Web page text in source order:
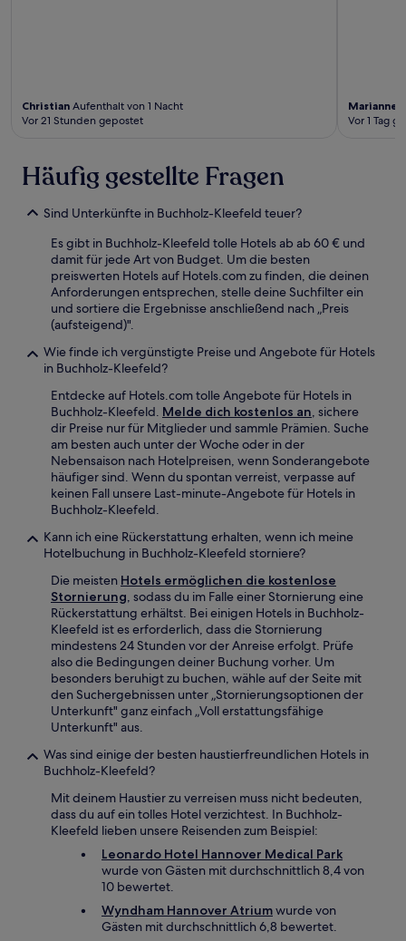
Christian Aufenthalt von 1 Nacht
Vor 21 Stunden gepostet
Marianne
Vor 1 Tag
Häufig gestellte Fragen
Sind Unterkünfte in Buchholz-Kleefeld teuer?
Es gibt in Buchholz-Kleefeld tolle Hotels ab ab 60 € und
damit für jede Art von Budget. Um die besten
preiswerten Hotels auf Hotels.com zu finden, die deinen
Anforderungen entsprechen, stelle deine Suchfilter ein
und sortiere die Ergebnisse anschließend nach „Preis
(aufsteigend)".
Wie finde ich vergünstigte Preise und Angebote für Hotels
in Buchholz-Kleefeld?
Entdecke auf Hotels.com tolle Angebote für Hotels in
Buchholz-Kleefeld. Melde dich kostenlos an, sichere
dir Preise nur für Mitglieder und sammle Prämien. Suche
am besten auch unter der Woche oder in der
Nebensaison nach Hotelpreisen, wenn Sonderangebote
häufiger sind. Wenn du spontan verreist, verpasse auf
keinen Fall unsere Last-minute-Angebote für Hotels in
Buchholz-Kleefeld.
Kann ich eine Rückerstattung erhalten, wenn ich meine
Hotelbuchung in Buchholz-Kleefeld storniere?
Die meisten Hotels ermöglichen die kostenlose
Stornierung, sodass du im Falle einer Stornierung eine
Rückerstattung erhältst. Bei einigen Hotels in Buchholz-
Kleefeld ist es erforderlich, dass die Stornierung
mindestens 24 Stunden vor der Anreise erfolgt. Prüfe
also die Bedingungen deiner Buchung vorher. Um
besonders beruhigt zu buchen, wähle auf der Seite mit
den Suchergebnissen unter „Stornierungsoptionen der
Unterkunft" ganz einfach „Voll erstattungsfähige
Unterkunft" aus.
Was sind einige der besten haustierfreundlichen Hotels in
Buchholz-Kleefeld?
Mit deinem Haustier zu verreisen muss nicht bedeuten,
dass du auf ein tolles Hotel verzichtest. In Buchholz-
Kleefeld lieben unsere Reisenden zum Beispiel:
Leonardo Hotel Hannover Medical Park
wurde von Gästen mit durchschnittlich 8,4 von
10 bewertet.
Wyndham Hannover Atriumwurde von
Gästen mit durchschnittlich 6,8 bewertet.